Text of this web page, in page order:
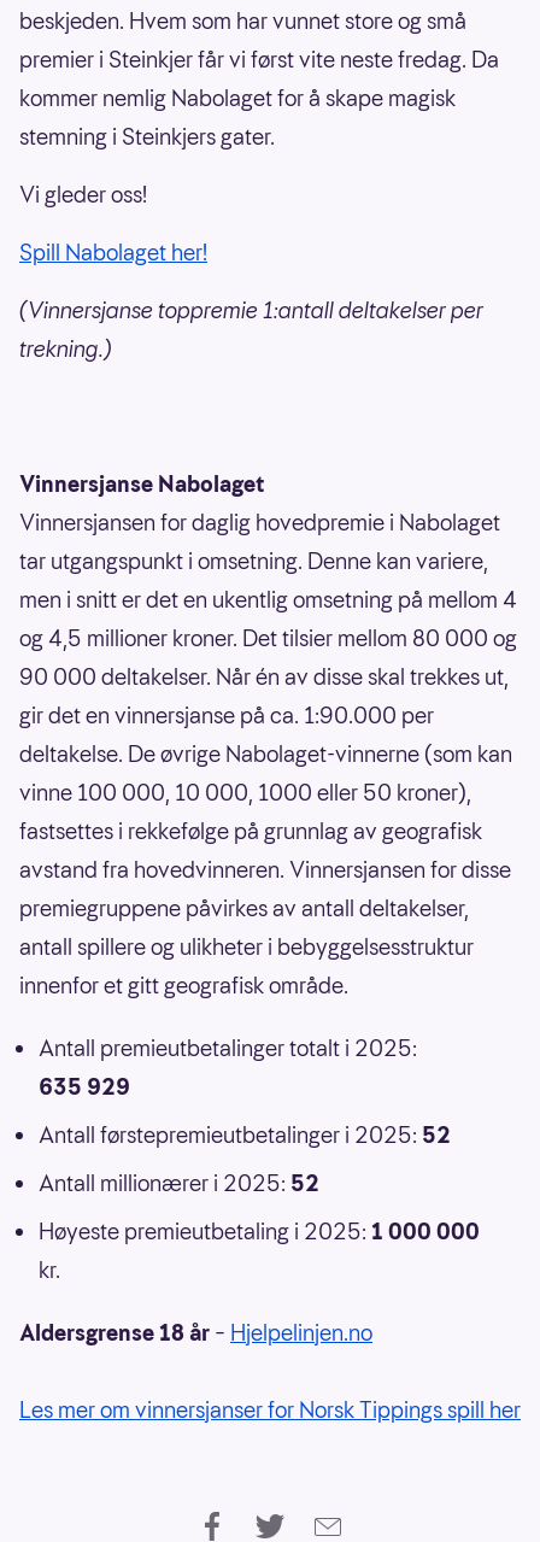
beskjeden. Hvem som har vunnet store og små
premier i Steinkjer får vi først vite neste fredag. Da
kommer nemlig Nabolaget for å skape magisk
stemning i Steinkjers gater.
Vi gleder oss!
Spill Nabolaget her!
(Vinnersjanse toppremie 1:antall deltakelser per
trekning.)
Vinnersjanse Nabolaget
Vinnersjansen for daglig hovedpremie i Nabolaget
tar utgangspunkt i omsetning. Denne kan variere,
men i snitt er det en ukentlig omsetning på mellom 4
og 4,5 millioner kroner. Det tilsier mellom 80 000 og
90 000 deltakelser. Når én av disse skal trekkes ut,
gir det en vinnersjanse på ca. 1:90.000 per
deltakelse. De øvrige Nabolaget-vinnerne (som kan
vinne 100 000, 10 000, 1000 eller 50 kroner),
fastsettes i rekkefølge på grunnlag av geografisk
avstand fra hovedvinneren. Vinnersjansen for disse
premiegruppene påvirkes av antall deltakelser,
antall spillere og ulikheter i bebyggelsesstruktur
innenfor et gitt geografisk område.
Antall premieutbetalinger totalt i 2025:
635 929
Antall førstepremieutbetalinger i 2025: 52
Antall millionærer i 2025: 52
Høyeste premieutbetaling i 2025: 1 000 000
kr.
Aldersgrense 18 år – Hjelpelinjen.no
Les mer om vinnersjanser for Norsk Tippings spill her